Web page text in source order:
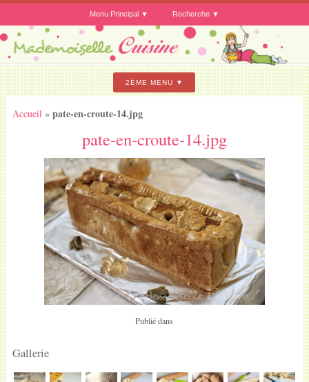
Menu Principal Recherche
2ÈME MENU
Accueil » pate-en-croute-14.jpg
pate-en-croute-14.jpg
Publié dans
Gallerie